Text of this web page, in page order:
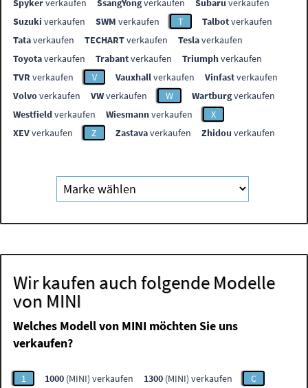
Spykerverkaufen SsangYongverkaufen Subaru verkaufen
Suzuki verkaufen SWM verkaufen T Talbotverkaufen
Tataverkaufen TECHARTverkaufen Teslaverkaufen
Toyotaverkaufen Trabantverkaufen Triumphverkaufen
TVR verkaufen V Vauxhallverkaufen Vinfastverkaufen
Volvoverkaufen VWverkaufen W Wartburgverkaufen
Westfieldverkaufen Wiesmannverkaufen
X
XEVverkaufen Z Zastavaverkaufen Zhidou verkaufen
Wir kaufen auch folgende Modelle
von MINI
Welches Modell von MINI möchten Sie uns
verkaufen?
1 1000 (MINI) verkaufen 1300 (MINI) verkaufen
C